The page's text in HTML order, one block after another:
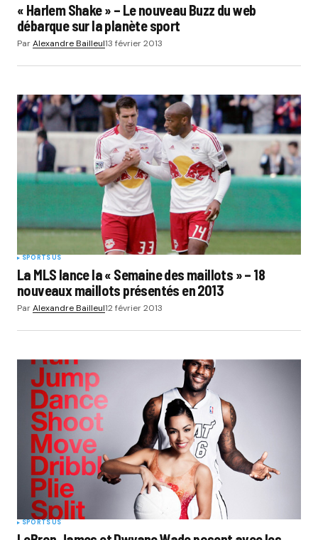
« Harlem Shake » – Le nouveau Buzz du web
débarque sur la planète sport
ParAlexandre Bailleul13 février 2013
SPORTS US
La MLS lance la « Semaine des maillots » – 18
nouveaux maillots présentés en 2013
ParAlexandre Bailleul12 février 2013
SPORTS US